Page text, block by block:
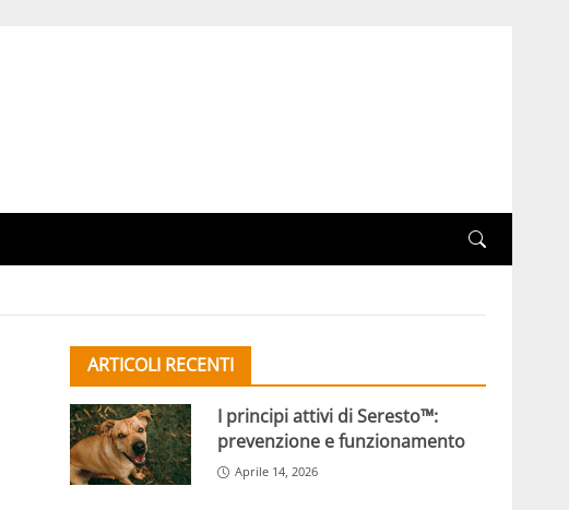
ARTICOLI RECENTI
I principi attivi di Seresto™:
prevenzione e funzionamento
Aprile 14, 2026